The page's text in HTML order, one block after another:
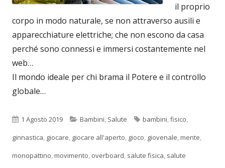
il proprio
corpo in modo naturale, se non attraverso ausili e
apparecchiature elettriche; che non escono da casa
perché sono connessi e immersi costantemente nel
web…
Il mondo ideale per chi brama il Potere e il controllo
globale…
Pubblicato
1 Agosto 2019 Categorie
Bambini, Salute Tag
bambini,fisico,
ginnastica, giocare, giocare all'aperto, gioco, giovenale,mente,
monopattino,movimento, overboard, salute fisica, salute